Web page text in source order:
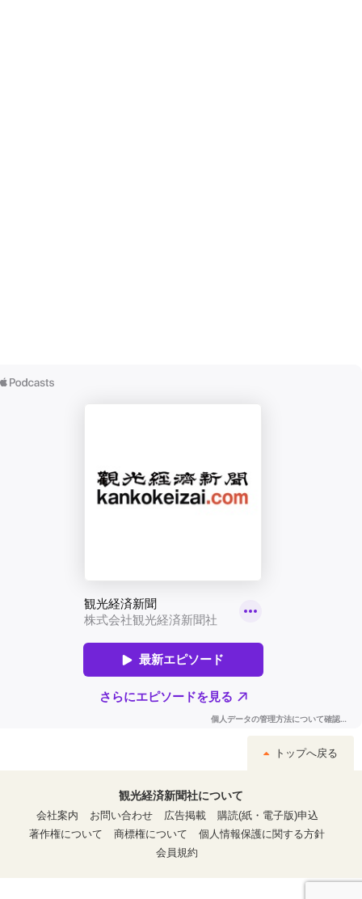
トップへ戻る
観光経済新聞社について
会社案内
お問い合わせ 広告掲載
購読(紙・電子版)申込
著作権について
商標権について
個人情報保護に関する方針
会員規約